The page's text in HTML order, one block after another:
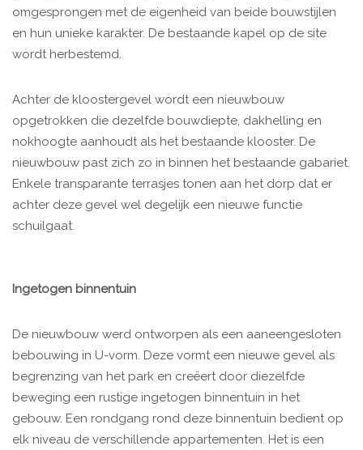
omgesprongen met de eigenheid van beide bouwstijlen
en hun unieke karakter. De bestaande kapel op de site
wordt herbestemd.
Achter de kloostergevel wordt een nieuwbouw
opgetrokken die dezelfde bouwdiepte, dakhelling en
nokhoogte aanhoudt als het bestaande klooster. De
nieuwbouw past zich zo in binnen het bestaande gabariet.
Enkele transparante terrasjes tonen aan het dorp dat er
achter deze gevel wel degelijk een nieuwe functie
schuilgaat.
Ingetogen binnentuin
De nieuwbouw werd ontworpen als een aaneengesloten
bebouwing in U-vorm. Deze vormt een nieuwe gevel als
begrenzing van het park en creëert door diezelfde
beweging een rustige ingetogen binnentuin in het
gebouw. Een rondgang rond deze binnentuin bedient op
elk niveau de verschillende appartementen. Het is een